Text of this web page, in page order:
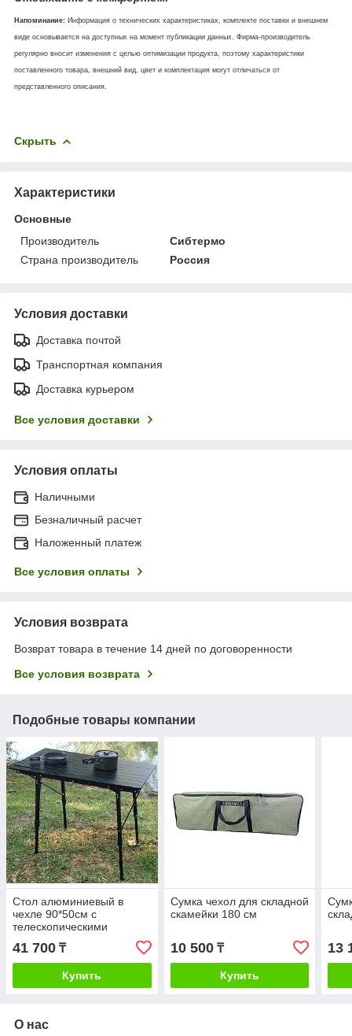
Напоминание: Информация о технических характеристиках, комплекте поставки и внешнем
виде основывается на доступных на момент публикации данных. Фирма-производитель
регулярно вносит изменения с целью оптимизации продукта, поэтому характеристики
поставленного товара, внешний вид, цвет и комплектация могут отличаться от
представленного описания.
Скрыть
Характеристики
Основные
Производитель
Сибтермо
Страна производитель
Россия
Условия доставки
Доставка почтой
Транспортная компания
Доставка курьером
Все условия доставки
Условия оплаты
Наличными
Безналичный расчет
Наложенный платеж
Все условия оплаты
Условия возврата
Возврат товара в течение 14 дней по договоренности
Все условия возврата
Подобные товары компании
Стол алюминиевый в
чехле 90*50см с
телескопическими
41 700 ₸
Купить
Сумка чехол для складной
скамейки 180 см
10 500₸
Купить
13
О нас